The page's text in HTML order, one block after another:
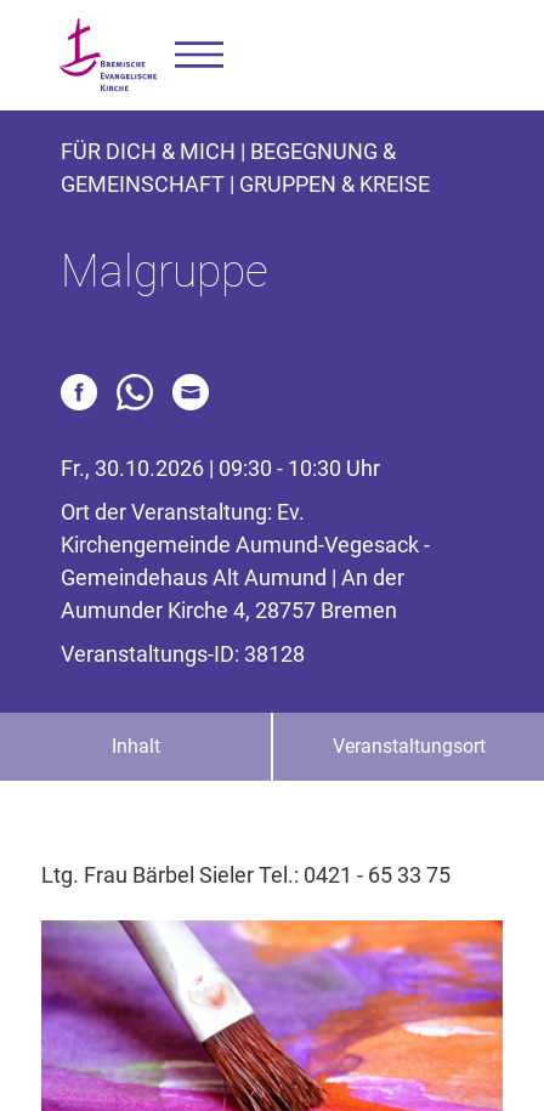
FÜR DICH & MICH | BEGEGNUNG &
GEMEINSCHAFT | GRUPPEN & KREISE
Malgruppe
Fr., 30.10.2026 | 09:30 - 10:30 Uhr
Ort der Veranstaltung: Ev.
Kirchengemeinde Aumund-Vegesack -
Gemeindehaus Alt Aumund | An der
Aumunder Kirche 4, 28757 Bremen
Veranstaltungs-ID: 38128
Inhalt Veranstaltungsort
Ltg. Frau Bärbel Sieler Tel.: 0421 - 65 33 75